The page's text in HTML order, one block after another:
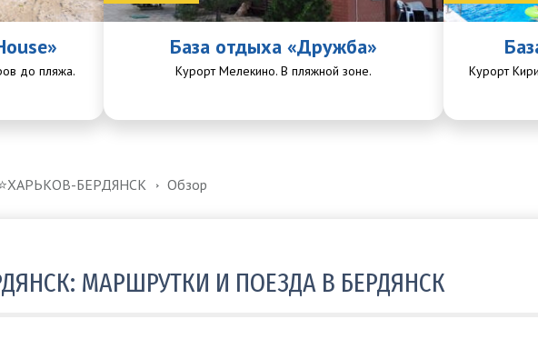
до пляжа.
База отдыха «Дружба»
Курорт Мелекино. В пляжной зоне.
Курорт
БЕРДЯНСК Обзор
МАРШРУТКИ И ПОЕЗДА В БЕРДЯНСК